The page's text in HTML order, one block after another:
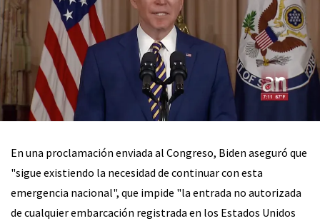
En una proclamación enviada al Congreso, Biden aseguró que
"sigue existiendo la necesidad de continuar con esta
emergencia nacional", que impide "la entrada no autorizada
de cualquier embarcación registrada en los Estados Unidos